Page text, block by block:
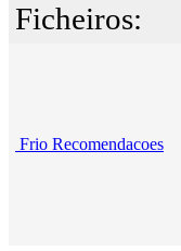
Ficheiros:
Frio Recomendacoes